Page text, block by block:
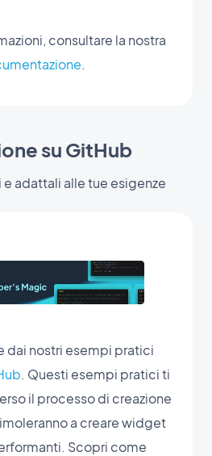
consultare la nostra
.
su GitHub
adattali alle tue esigenze
dai nostri esempi pratici
. Questi esempi pratici ti
il processo di creazione
a creare widget
Scopri come